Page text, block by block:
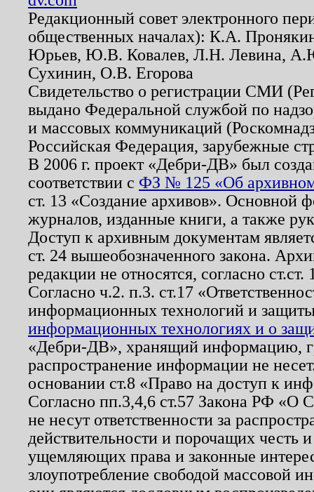
Редакционный совет электронного
общественных началах): К.А.
Юрьев, Ю.В. Ковалев, Л.Н. Левина,
Сухинин, О.В. Егорова
Свидетельство о регистрации СМИ
выдано Федеральной службой по
и массовых коммуникаций
Российская Федерация, зарубежные
В 2006 г. проект «Дебри-ДВ» был
соответствии с ФЗ № 125 «Об
ст. 13 «Создание архивов». Основной
журналов, изданные книги, а также
Доступ к архивным документам
ст. 24 вышеобозначенного закона.
редакции не относятся, согласно
Согласно ч.2. п.3. ст.17
информационных технологий и
информационных технологиях и о
«Дебри-ДВ», хранящий информацию,
распространение информации не
основании ст.8 «Право на доступ к
Согласно пп.3,4,6 ст.57 Закона РФ «О
не несут ответственности за
действительности и порочащих честь
ущемляющих права и законные
злоупотребление свободой массовой